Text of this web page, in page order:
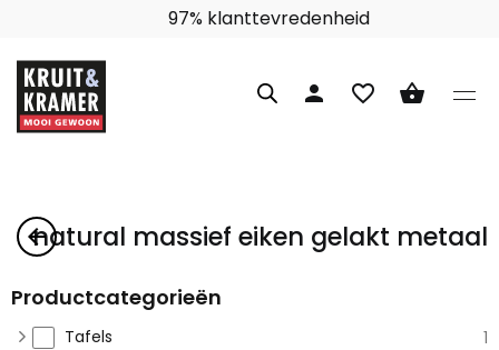
97% klanttevredenheid
person favorite_border shopping_basket
arrow_back
natural massief eiken gelakt metaal
Productcategorieën
Tafels 1